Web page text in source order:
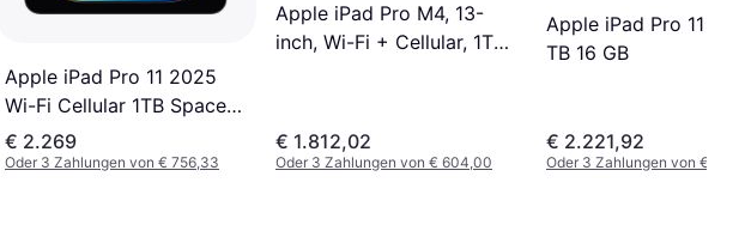
Apple iPad Pro 11 2025
Wi-Fi Cellular 1TB Space
Schwarz
€ 2.269
Oder 3 Zahlungen von € 756,33
Apple iPad Pro M4, 13-
inch, Wi-Fi + Cellular, 1TB,
€ 1.812,02
Oder 3 Zahlungen von € 604,00
Apple iPad Pro 11
TB 16 GB
€ 2.221,92
Oder 3 Zahlungen von €